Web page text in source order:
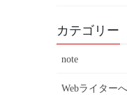
カテゴリー
note
Webライター